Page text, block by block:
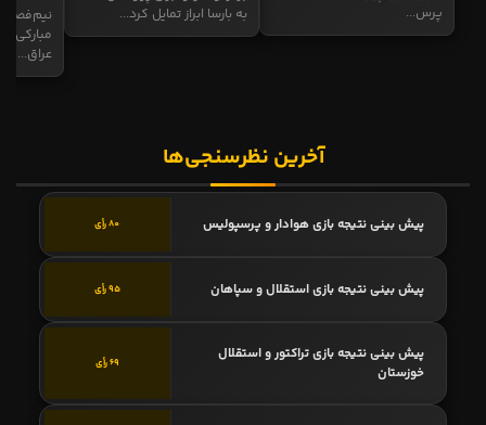
پرس...
به بارسا ابراز تمایل کرد...
نیم‌فصل
مبارکی
عراق...
آخرین نظرسنجی‌ها
پیش بینی نتیجه بازی هوادار و پرسپولیس 80 رأی
پیش بینی نتیجه بازی استقلال و سپاهان 95 رأی
پیش بینی نتیجه بازی تراکتور و استقلال
خوزستان
69 رأی